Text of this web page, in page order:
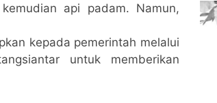
api padam. Namun,
kepada pemerintah melalui
untuk memberikan